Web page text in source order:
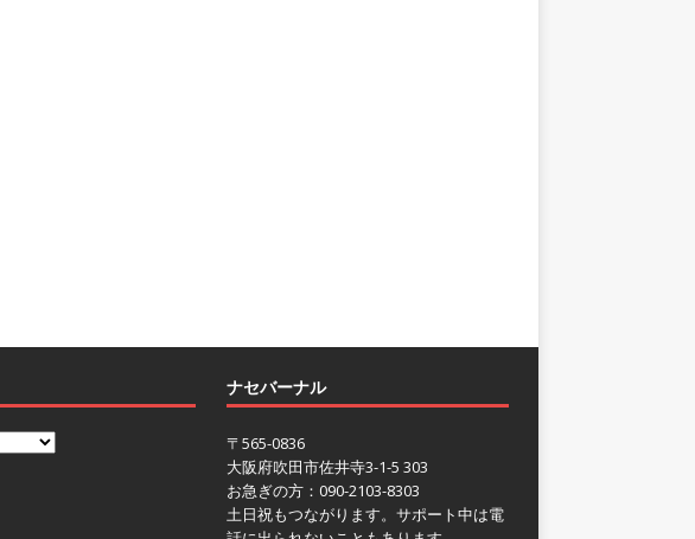
ナセバーナル
〒565-0836
大阪府吹田市佐井寺3-1-5 303
お急ぎの方：090-2103-8303
土日祝もつながります。サポート中は電